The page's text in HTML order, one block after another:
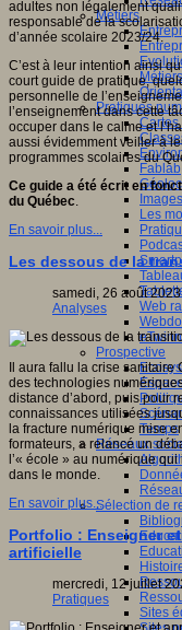
Métiers
Pratiques
Cartes
Fablab
Images
Les
Web
Prospective
Temps
Réseaux
Sélection de
Sites
adultes non légalement
responsable de la
d’année scolaire 2023/24.
C’est à leur intention ainsi
court guide de pratique,
personnelle de
l’enseignement dans cette
occuper dans le calme et
aussi évidemment veiller à
programmes scolaires du
Ce guide a été écrit en
du Québec.
En savoir plus...
Les dessous de la
samedi, 26 août 2023
Analyses
Il aura fallu la crise
des technologies
distance d’abord, puis pour
connaissances utilisées
la fracture numérique mise
formateurs, a relancé un
l’« école » au numérique
dans le monde.
En savoir plus...
Portfolio : Enseigner
artificielle
mercredi, 12 juillet
Pratiques